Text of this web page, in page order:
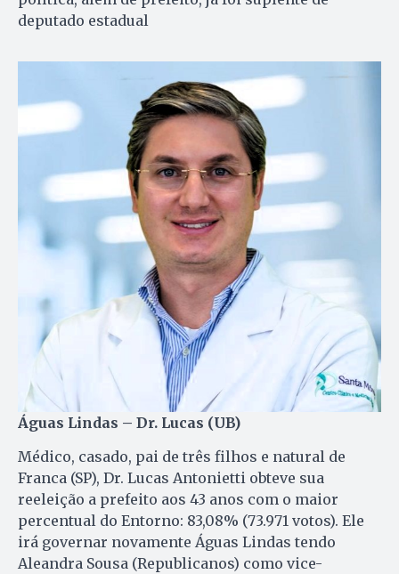
deputado estadual
Águas Lindas – Dr. Lucas (UB)
Médico, casado, pai de três filhos e natural de
Franca (SP), Dr. Lucas Antonietti obteve sua
reeleição a prefeito aos 43 anos com o maior
percentual do Entorno: 83,08% (73.971 votos). Ele
irá governar novamente Águas Lindas tendo
Aleandra Sousa (Republicanos) como vice-